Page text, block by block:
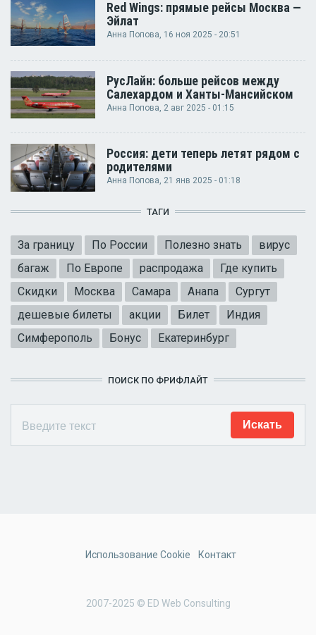
Red Wings: прямые рейсы Москва —
Эйлат
Анна Попова, 16 ноя 2025 - 20:51
РусЛайн: больше рейсов между
Салехардом и Ханты-Мансийском
Анна Попова , 2 авг 2025 - 01:15
Россия: дети теперь летят рядом с
родителями
Анна Попова, 21 янв 2025 - 01:18
ТАГИ
За границу По России Полезно знать
вирус
багаж
По Европе распродажа
Где купить
Скидки
Москва Самара Анапа
Сургут
дешевые билеты
акции Билет
Индия
Симферополь
Бонус Екатеринбург
ПОИСК ПО ФРИФЛАЙТ
2007-2025 © ED Web Consulting
Использование Cookie Контакт